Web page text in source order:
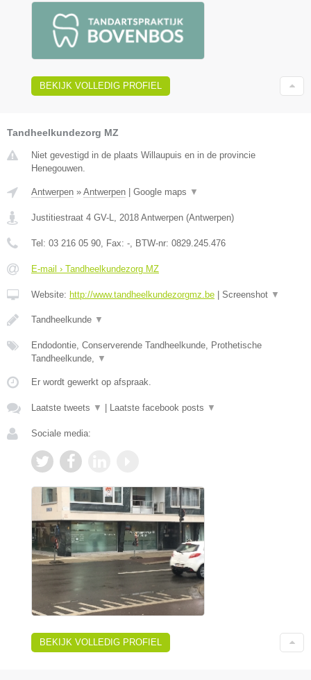
BEKIJK VOLLEDIG PROFIEL
Tandheelkundezorg MZ
Niet gevestigd in de plaats Willaupuis en in de provincie
Henegouwen.
Antwerpen » Antwerpen Google maps ▼
Justitiestraat 4 GV-L 2018 Antwerpen (Antwerpen)
Tel: 03 216 05 90 , Fax: - , BTW-nr: 0829.245.476
E-mail › Tandheelkundezorg MZ
Website: http://www.tandheelkundezorgmz.be Screenshot ▼
Tandheelkunde ▼
Endodontie, Conserverende Tandheelkunde, Prothetische
Tandheelkunde,
▼
Er wordt gewerkt op afspraak.
Laatste tweets ▼ Laatste facebook posts ▼
Sociale media:
BEKIJK VOLLEDIG PROFIEL